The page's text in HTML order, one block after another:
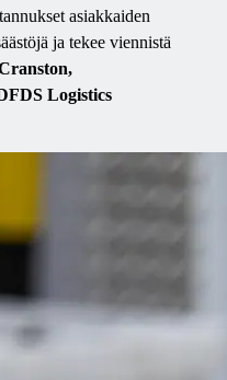
asiakkaiden
ja tekee viennistä
Logistics